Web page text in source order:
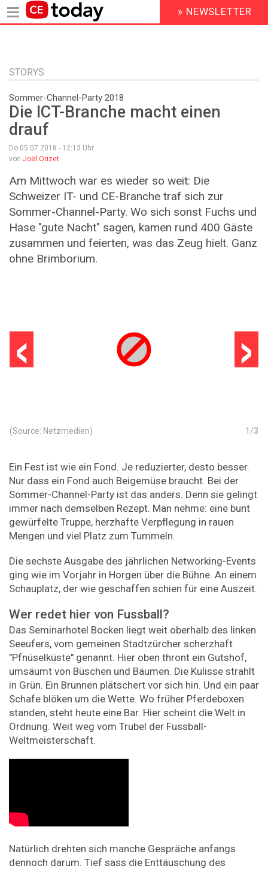
Inhalt
HEADER
MENU
» NEWSLETTER
STORYS
Sommer-Channel-Party 2018
Die ICT-Branche macht einen
drauf
Do 05.07.2018 - 12:13 Uhr
von Joël Orizet
Am Mittwoch war es wieder so weit: Die
Schweizer IT- und CE-Branche traf sich zur
Sommer-Channel-Party. Wo sich sonst Fuchs und
Hase "gute Nacht" sagen, kamen rund 400 Gäste
zusammen und feierten, was das Zeug hielt. Ganz
ohne Brimborium.
‹ ›
1 /3
(Source: Netzmedien)
Ein Fest ist wie ein Fond. Je reduzierter, desto besser.
Nur dass ein Fond auch Beigemüse braucht. Bei der
Sommer-Channel-Party ist das anders. Denn sie gelingt
immer nach demselben Rezept. Man nehme: eine bunt
gewürfelte Truppe, herzhafte Verpflegung in rauen
Mengen und viel Platz zum Tummeln.
Die sechste Ausgabe des jährlichen Networking-Events
ging wie im Vorjahr in Horgen über die Bühne. An einem
Schauplatz, der wie geschaffen schien für eine Auszeit.
Wer redet hier von Fussball?
Das Seminarhotel Bocken liegt weit oberhalb des linken
Seeufers, vom gemeinen Stadtzürcher scherzhaft
"Pfnüselküste" genannt. Hier oben thront ein Gutshof,
umsäumt von Büschen und Bäumen. Die Kulisse strahlt
in Grün. Ein Brunnen plätschert vor sich hin. Und ein paar
Schafe blöken um die Wette. Wo früher Pferdeboxen
standen, steht heute eine Bar. Hier scheint die Welt in
Ordnung. Weit weg vom Trubel der Fussball-
Weltmeisterschaft.
Natürlich drehten sich manche Gespräche anfangs
dennoch darum. Tief sass die Enttäuschung des